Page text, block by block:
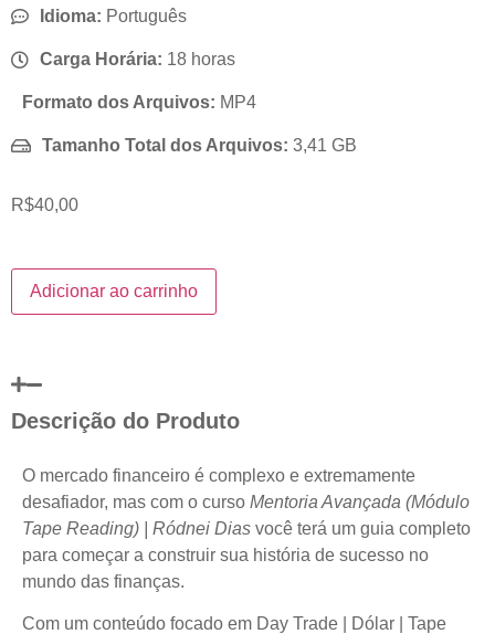
Idioma: Português
Carga Horária: 18 horas
Formato dos Arquivos: MP4
Tamanho Total dos Arquivos: 3,41 GB
R$40,00
Adicionar ao carrinho
Descrição do Produto
O mercado financeiro é complexo e extremamente
desafiador, mas com o curso Mentoria Avançada (Módulo
Tape Reading) | Ródnei Dias você terá um guia completo
para começar a construir sua história de sucesso no
mundo das finanças.
Com um conteúdo focado em Day Trade | Dólar | Tape